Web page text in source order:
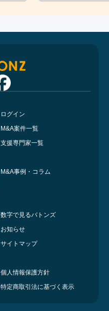
ログイン
M&A案件一覧
支援専門家一覧
M&A事例・コラム
数字で見るバトンズ
お知らせ
サイトマップ
個人情報保護方針
特定商取引法に基づく表示